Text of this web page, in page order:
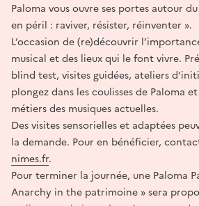
Paloma vous ouvre ses portes autour
en péril : raviver, résister, réinventer ».
L’occasion de (re)découvrir
musical et des lieux qui le font vivre.
blind test, visites guidées, ateliers
plongez dans les coulisses de Paloma
métiers des musiques actuelles.
Des visites sensorielles et adaptées
la demande. Pour en bénéficier,
nimes.fr.
Pour terminer la journée, une Paloma
Anarchy in the patrimoine » sera